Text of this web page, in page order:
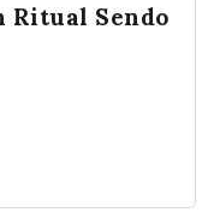
Ritual Sendo